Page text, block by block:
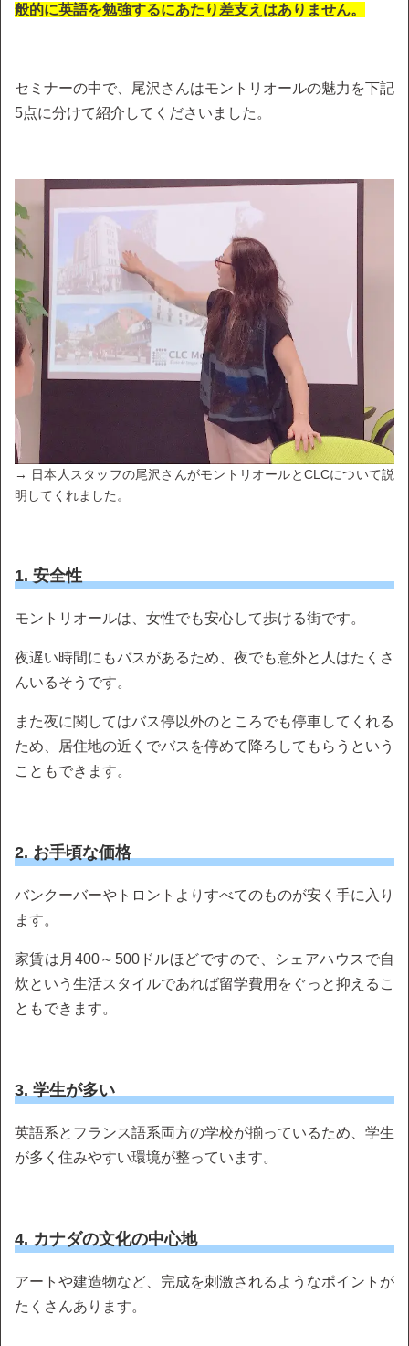
般的に英語を勉強するにあたり差支えはありません。
セミナーの中で、尾沢さんはモントリオールの魅力を下記
5点に分けて紹介してくださいました。
→ 日本人スタッフの尾沢さんがモントリオールとCLCについて説
明してくれました。
1. 安全性
モントリオールは、女性でも安心して歩ける街です。
夜遅い時間にもバスがあるため、夜でも意外と人はたくさ
んいるそうです。
また夜に関してはバス停以外のところでも停車してくれる
ため、居住地の近くでバスを停めて降ろしてもらうという
こともできます。
2. お手頃な価格
バンクーバーやトロントよりすべてのものが安く手に入り
ます。
家賃は月400～500ドルほどですので、シェアハウスで自
炊という生活スタイルであれば留学費用をぐっと抑えるこ
ともできます。
3. 学生が多い
英語系とフランス語系両方の学校が揃っているため、学生
が多く住みやすい環境が整っています。
4. カナダの文化の中心地
アートや建造物など、完成を刺激されるようなポイントが
たくさんあります。